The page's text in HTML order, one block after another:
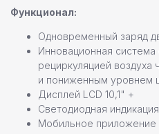
Функционал:
Одновременный заряд
Инновационная система
рециркуляцией
и пониженным уровнем
Дисплей LCD 10,1" +
Светодиодная
Мобильное приложение